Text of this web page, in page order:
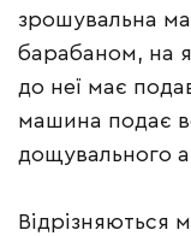
зрошувальна
барабаном, на
до неї має
машина подає
дощувального
Відрізняються